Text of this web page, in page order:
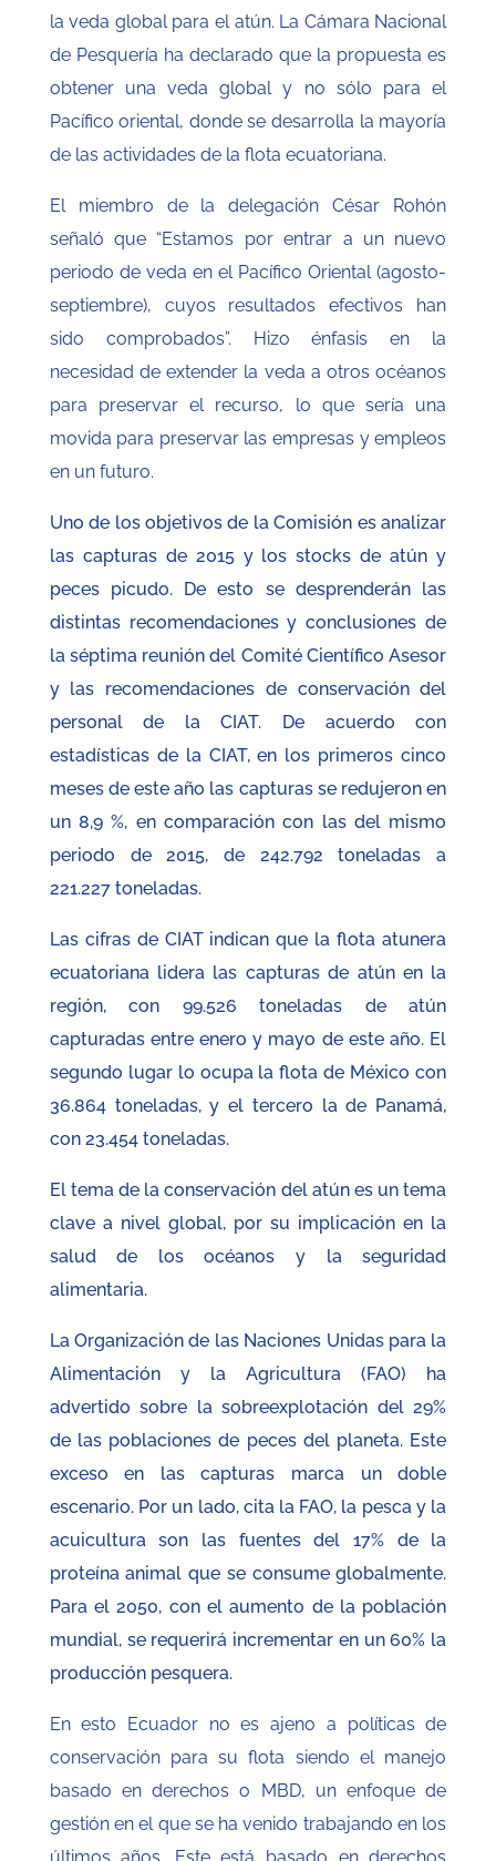
la veda global para el atún. La Cámara Nacional
de Pesquería ha declarado que la propuesta es
obtener una veda global y no sólo para el
Pacífico oriental, donde se desarrolla la mayoría
de las actividades de la flota ecuatoriana.
El miembro de la delegación César Rohón
señaló que “Estamos por entrar a un nuevo
periodo de veda en el Pacífico Oriental (agosto-
septiembre), cuyos resultados efectivos han
sido comprobados”. Hizo énfasis en la
necesidad de extender la veda a otros océanos
para preservar el recurso, lo que sería una
movida para preservar las empresas y empleos
en un futuro.
Uno de los objetivos de la Comisión es analizar
las capturas de 2015 y los stocks de atún y
peces picudo. De esto se desprenderán las
distintas recomendaciones y conclusiones de
la séptima reunión del Comité Científico Asesor
y las recomendaciones de conservación del
personal de la CIAT. De acuerdo con
estadísticas de la CIAT, en los primeros cinco
meses de este año las capturas se redujeron en
un 8,9 %, en comparación con las del mismo
periodo de 2015, de 242.792 toneladas a
221.227 toneladas.
Las cifras de CIAT indican que la flota atunera
ecuatoriana lidera las capturas de atún en la
región, con 99.526 toneladas de atún
capturadas entre enero y mayo de este año. El
segundo lugar lo ocupa la flota de México con
36.864 toneladas, y el tercero la de Panamá,
con 23.454 toneladas.
El tema de la conservación del atún es un tema
clave a nivel global, por su implicación en la
salud de los océanos y la seguridad
alimentaria.
La Organización de las Naciones Unidas para la
Alimentación y la Agricultura (FAO) ha
advertido sobre la sobreexplotación del 29%
de las poblaciones de peces del planeta. Este
exceso en las capturas marca un doble
escenario. Por un lado, cita la FAO, la pesca y la
acuicultura son las fuentes del 17% de la
proteína animal que se consume globalmente.
Para el 2050, con el aumento de la población
mundial, se requerirá incrementar en un 60% la
producción pesquera.
En esto Ecuador no es ajeno a políticas de
conservación para su flota siendo el manejo
basado en derechos o MBD, un enfoque de
gestión en el que se ha venido trabajando en los